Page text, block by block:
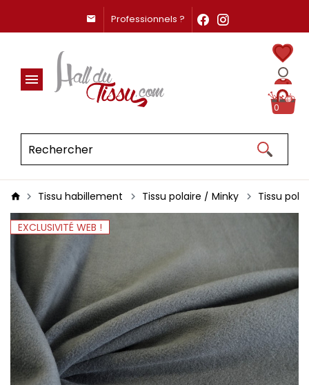
Professionnels ?
0
Tissu habillement Tissu polaire / Minky Tissu
EXCLUSIVITÉ WEB !